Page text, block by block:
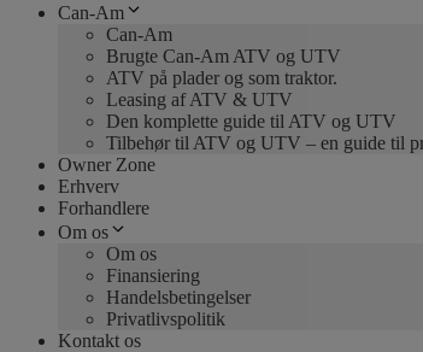
Can-Am
Can-Am
Brugte Can-Am ATV og UTV
ATV på plader og som traktor.
Leasing af ATV & UTV
Den komplette guide til ATV og UTV
Tilbehør til ATV og UTV – en guide til
Owner Zone
Erhverv
Forhandlere
Om os
Om os
Finansiering
Handelsbetingelser
Privatlivspolitik
Kontakt os